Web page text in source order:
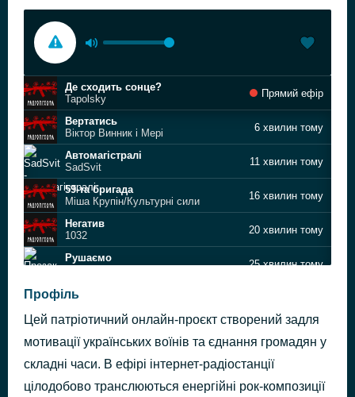
Де сходить сонце?
Tapolsky
Прямий ефір
Вертатись
Віктор Винник і Мері
6 хвилин тому
Автомагістралі
SadSvit
11 хвилин тому
59-та бригада
Міша Крупін/Культурні сили
16 хвилин тому
Негатив
1032
20 хвилин тому
Рушаємо
25 хвилин тому
Грози
Капелан
REMEZ, Культурний Десант, Josh Homme
«Запорізький марш»
Тінь Сонця
39 хвилин тому
На полі битви
Профіль
Цей патріотичний онлайн-проєкт створений задля
мотивації українських воїнів та єднання громадян у
складні часи. В ефірі інтернет-радіостанції
цілодобово транслюються енергійні рок-композиції